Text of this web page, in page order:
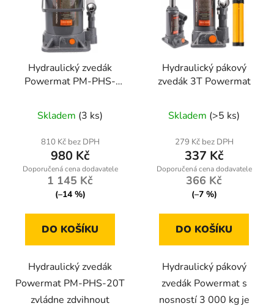
Hydraulický zvedák
Powermat PM-PHS-
Skladem (3 ks)
810 Kč bez DPH
980 Kč
1 145 Kč
(–14 %)
DO KOŠÍKU
Hydraulický zvedák
Powermat PM-PHS-20T
zvládne zdvihnout
Hydraulický pákový
zvedák 3T Powermat
Skladem (>5 ks)
279 Kč bez DPH
337 Kč
366 Kč
(–7 %)
DO KOŠÍKU
Hydraulický pákový
zvedák Powermat s
nosností 3 000 kg je